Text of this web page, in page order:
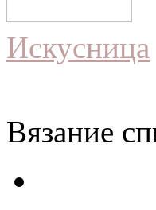
Искусница
Вязание